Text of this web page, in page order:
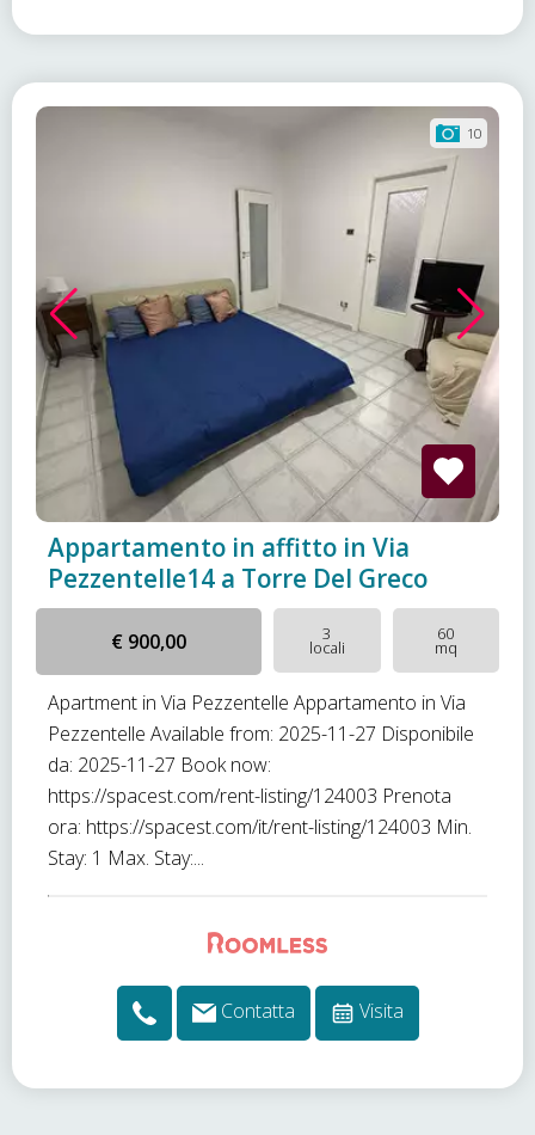
10
Appartamento in affitto in Via
Pezzentelle14 a Torre Del Greco
€ 900,00 3
locali
60
mq
Apartment in Via Pezzentelle Appartamento in Via
Pezzentelle Available from: 2025-11-27 Disponibile
da: 2025-11-27 Book now:
https://spacest.com/rent-listing/124003 Prenota
ora: https://spacest.com/it/rent-listing/124003 Min.
Stay: 1 Max. Stay:...
Contatta Visita